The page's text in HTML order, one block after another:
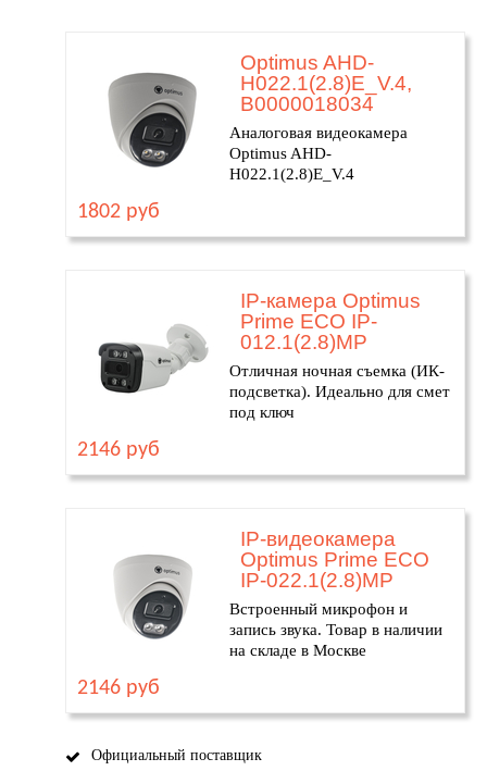
Optimus AHD-
H022.1(2.8)E_V.4,
В0000018034
Аналоговая видеокамера
Optimus AHD-
H022.1(2.8)E_V.4
1802 руб
IP-камера Optimus
Prime ECO IP-
012.1(2.8)MP
Отличная ночная съемка (ИК-
подсветка). Идеально для смет
под ключ
2146 руб
IP-видеокамера
Optimus Prime ECO
IP-022.1(2.8)MP
Встроенный микрофон и
запись звука. Товар в наличии
на складе в Москве
2146 руб
Официальный поставщик